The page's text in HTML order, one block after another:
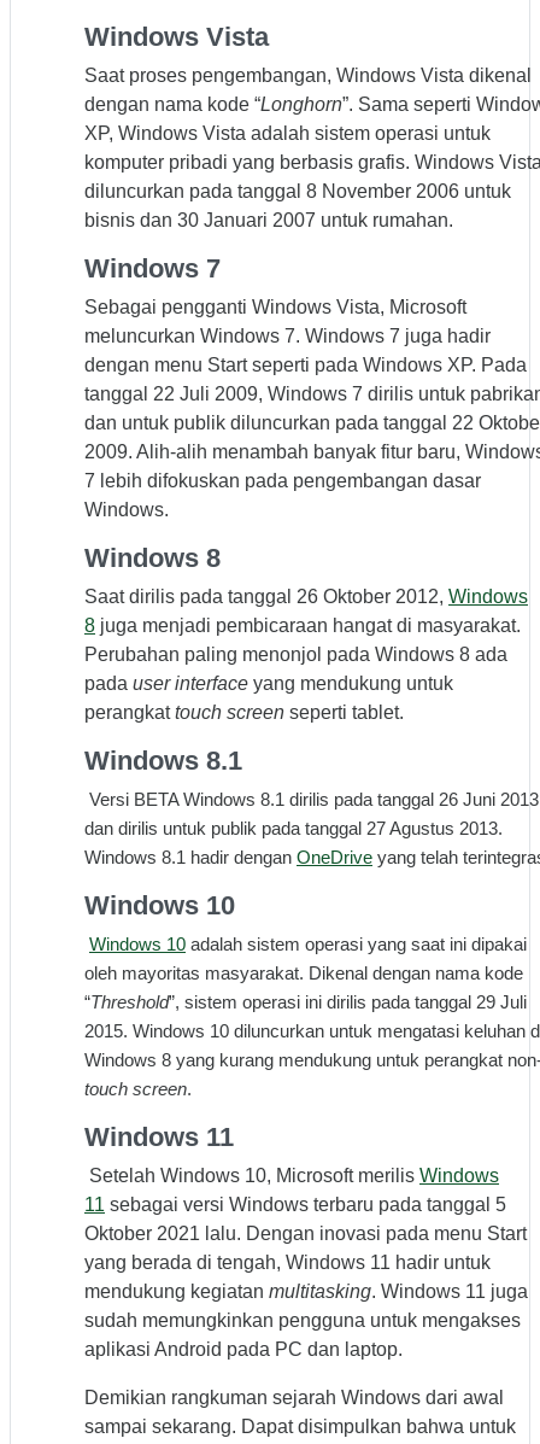
Windows Vista
Saat proses pengembangan, Windows Vista dikenal
dengan nama kode “Longhorn”. Sama seperti
XP, Windows Vista adalah sistem operasi untuk
komputer pribadi yang berbasis grafis. Windows
diluncurkan pada tanggal 8 November 2006 untuk
bisnis dan 30 Januari 2007 untuk rumahan.
Windows 7
Sebagai pengganti Windows Vista, Microsoft
meluncurkan Windows 7. Windows 7 juga hadir
dengan menu Start seperti pada Windows XP. Pada
tanggal 22 Juli 2009, Windows 7 dirilis untuk
dan untuk publik diluncurkan pada tanggal 22
2009. Alih-alih menambah banyak fitur baru,
7 lebih difokuskan pada pengembangan dasar
Windows.
Windows 8
Saat dirilis pada tanggal 26 Oktober 2012, Windows
8 juga menjadi pembicaraan hangat di masyarakat.
Perubahan paling menonjol pada Windows 8 ada
pada user interface yang mendukung untuk
perangkattouch screen seperti tablet.
Windows 8.1
Versi BETA Windows 8.1 dirilis pada tanggal 26 Juni 2013
dan dirilis untuk publik pada tanggal 27 Agustus 2013.
Windows 8.1 hadir dengan OneDrive yang telah
Windows 10
Windows 10 adalah sistem operasi yang saat ini dipakai
oleh mayoritas masyarakat. Dikenal dengan nama kode
“Threshold”, sistem operasi ini dirilis pada tanggal 29 Juli
2015. Windows 10 diluncurkan untuk mengatasi keluhan
Windows 8 yang kurang mendukung untuk perangkat
touch screen.
Windows 11
Setelah Windows 10, Microsoft merilis Windows
11 sebagai versi Windows terbaru pada tanggal 5
Oktober 2021 lalu. Dengan inovasi pada menu Start
yang berada di tengah, Windows 11 hadir untuk
mendukung kegiatan multitasking. Windows 11 juga
sudah memungkinkan pengguna untuk mengakses
aplikasi Android pada PC dan laptop.
Demikian rangkuman sejarah Windows dari awal
sampai sekarang. Dapat disimpulkan bahwa untuk